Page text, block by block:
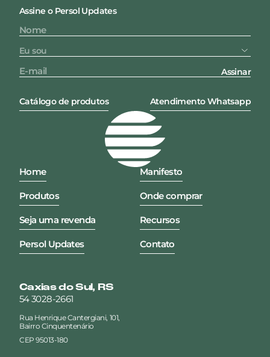
Assine o Persol Updates
Assinar
Catálogo de produtos Atendimento Whatsapp
Home Manifesto
Produtos Onde comprar
Seja uma revenda Recursos
Persol Updates Contato
Caxias do Sul, RS
54 3028-2661
Rua Henrique Cantergiani, 101,
Bairro Cinquentenário
CEP 95013-180